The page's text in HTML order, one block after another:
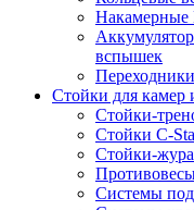
Накамерные
вспышек
Стойки для камер
Стойки-
Стойки C-
Стойки-
Системы